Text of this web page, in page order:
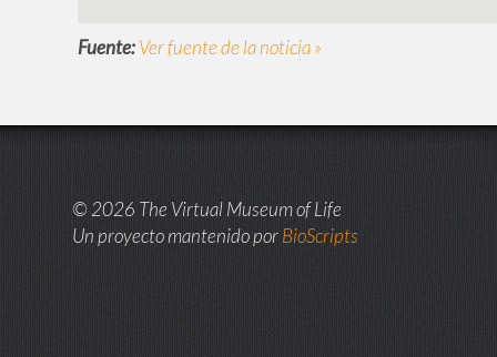
Fuente:Ver fuente de la noticia »
© 2026 The Virtual Museum of Life
Un proyecto mantenido porBioScripts